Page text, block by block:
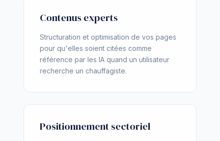
Contenus experts
Structuration et optimisation de vos pages
pour qu'elles soient citées comme
référence par les IA quand un utilisateur
recherche un chauffagiste.
Positionnement sectoriel